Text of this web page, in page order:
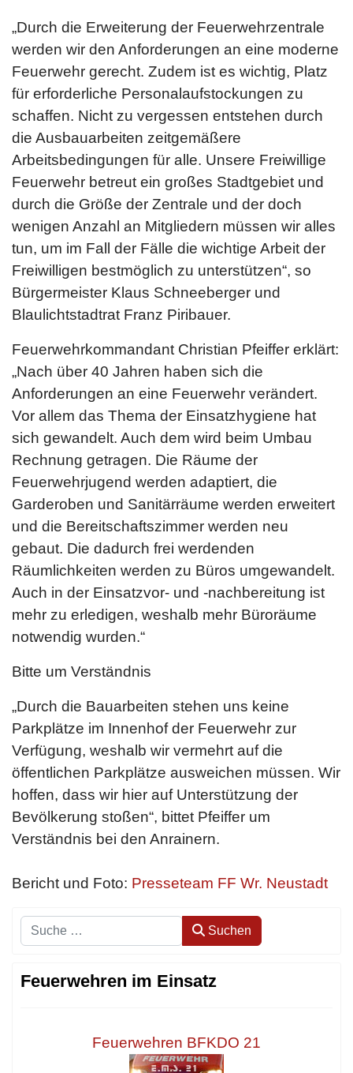
„Durch die Erweiterung der Feuerwehrzentrale
werden wir den Anforderungen an eine moderne
Feuerwehr gerecht. Zudem ist es wichtig, Platz
für erforderliche Personalaufstockungen zu
schaffen. Nicht zu vergessen entstehen durch
die Ausbauarbeiten zeitgemäßere
Arbeitsbedingungen für alle. Unsere Freiwillige
Feuerwehr betreut ein großes Stadtgebiet und
durch die Größe der Zentrale und der doch
wenigen Anzahl an Mitgliedern müssen wir alles
tun, um im Fall der Fälle die wichtige Arbeit der
Freiwilligen bestmöglich zu unterstützen“, so
Bürgermeister Klaus Schneeberger und
Blaulichtstadtrat Franz Piribauer.
Feuerwehrkommandant Christian Pfeiffer erklärt:
„Nach über 40 Jahren haben sich die
Anforderungen an eine Feuerwehr verändert.
Vor allem das Thema der Einsatzhygiene hat
sich gewandelt. Auch dem wird beim Umbau
Rechnung getragen. Die Räume der
Feuerwehrjugend werden adaptiert, die
Garderoben und Sanitärräume werden erweitert
und die Bereitschaftszimmer werden neu
gebaut. Die dadurch frei werdenden
Räumlichkeiten werden zu Büros umgewandelt.
Auch in der Einsatzvor- und -nachbereitung ist
mehr zu erledigen, weshalb mehr Büroräume
notwendig wurden.“
Bitte um Verständnis
„Durch die Bauarbeiten stehen uns keine
Parkplätze im Innenhof der Feuerwehr zur
Verfügung, weshalb wir vermehrt auf die
öffentlichen Parkplätze ausweichen müssen. Wir
hoffen, dass wir hier auf Unterstützung der
Bevölkerung stoßen“, bittet Pfeiffer um
Verständnis bei den Anrainern.
Bericht und Foto: Presseteam FF Wr. Neustadt
Suchen Suchen
Feuerwehren im Einsatz
Feuerwehren BFKDO 21